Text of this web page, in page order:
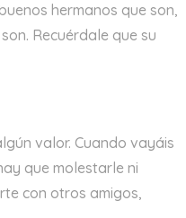
hermanos que son,
Recuérdale que su
valor. Cuando vayáis
que molestarle ni
con otros amigos,